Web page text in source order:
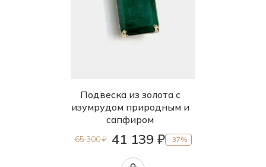
Подвеска из золота с
изумрудом природным и
сапфиром
65 300 ₽ 41 139 ₽ -37%